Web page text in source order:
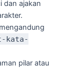
dan ajakan
kata-
pilar atau